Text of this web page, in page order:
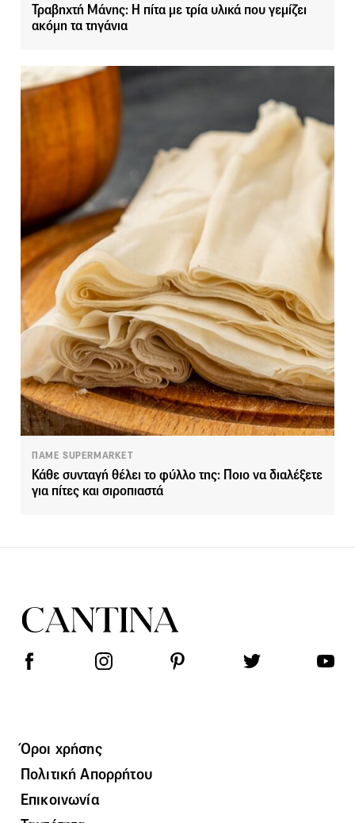
Τραβηχτή Μάνης: Η πίτα με τρία υλικά που γεμίζει
ακόμη τα τηγάνια
ΠΑΜΕ SUPERMARKET
Κάθε συνταγή θέλει το φύλλο της: Ποιο να διαλέξετε
για πίτες και σιροπιαστά
Όροι χρήσης
Πολιτική Απορρήτου
Επικοινωνία